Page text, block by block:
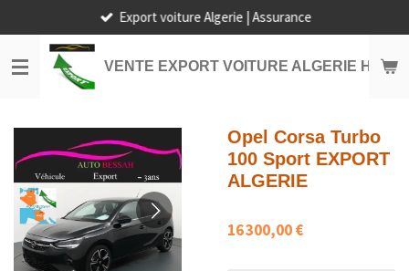
au
contenu
principal
VENTE EXPORT VOITURE ALGERIE HORS
Export voiture Algerie | Assurance
Opel Corsa Turbo
100 Sport EXPORT
ALGERIE
16 300,00 €